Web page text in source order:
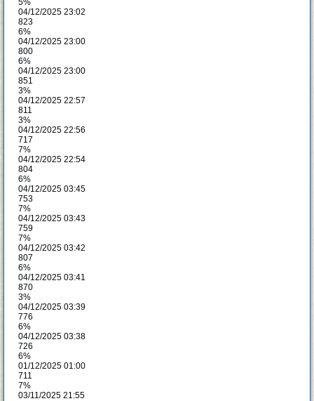
5%
04/12/2025 23:02
823
6%
04/12/2025 23:00
800
6%
04/12/2025 23:00
851
3%
04/12/2025 22:57
811
3%
04/12/2025 22:56
717
7%
04/12/2025 22:54
804
6%
04/12/2025 03:45
753
7%
04/12/2025 03:43
759
7%
04/12/2025 03:42
807
6%
04/12/2025 03:41
870
3%
04/12/2025 03:39
776
6%
04/12/2025 03:38
726
6%
01/12/2025 01:00
711
7%
03/11/2025 21:55